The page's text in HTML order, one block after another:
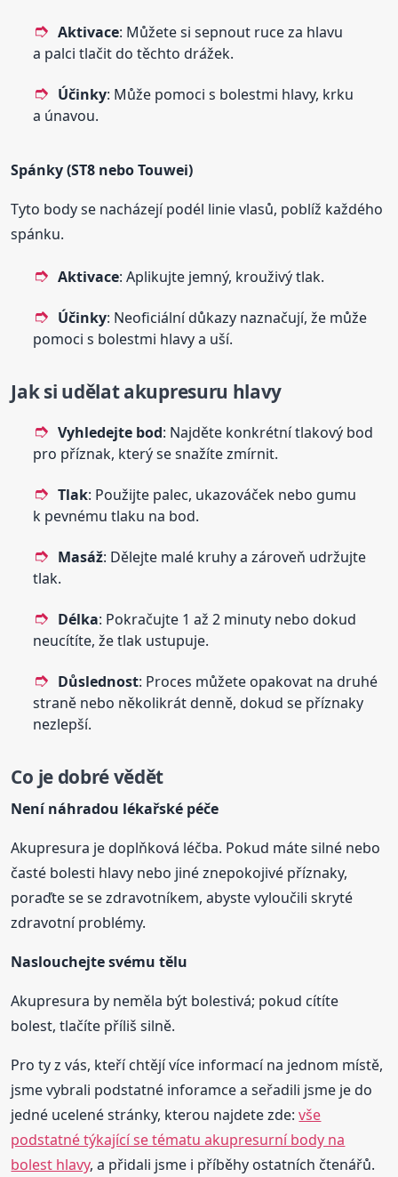
Aktivace: Můžete si sepnout ruce za hlavu
a palci tlačit do těchto drážek.
Účinky: Může pomoci s bolestmi hlavy, krku
a únavou.
Spánky (ST8 nebo Touwei)
Tyto body se nacházejí podél linie vlasů, poblíž každého
spánku.
Aktivace: Aplikujte jemný, krouživý tlak.
Účinky: Neoficiální důkazy naznačují, že může
pomoci s bolestmi hlavy a uší.
Jak si udělat akupresuru hlavy
Vyhledejte bod: Najděte konkrétní tlakový bod
pro příznak, který se snažíte zmírnit.
Tlak: Použijte palec, ukazováček nebo gumu
k pevnému tlaku na bod.
Masáž: Dělejte malé kruhy a zároveň udržujte
tlak.
Délka: Pokračujte 1 až 2 minuty nebo dokud
neucítíte, že tlak ustupuje.
Důslednost: Proces můžete opakovat na druhé
straně nebo několikrát denně, dokud se příznaky
nezlepší.
Co je dobré vědět
Není náhradou lékařské péče
Akupresura je doplňková léčba. Pokud máte silné nebo
časté bolesti hlavy nebo jiné znepokojivé příznaky,
poraďte se se zdravotníkem, abyste vyloučili skryté
zdravotní problémy.
Naslouchejte svému tělu
Akupresura by neměla být bolestivá; pokud cítíte
bolest, tlačíte příliš silně.
Pro ty z vás, kteří chtějí více informací na jednom místě,
jsme vybrali podstatné inforamce a seřadili jsme je do
jedné ucelené stránky, kterou najdete zde:vše
podstatné týkající se tématu akupresurní body na
bolest hlavy, a přidali jsme i příběhy ostatních čtenářů.